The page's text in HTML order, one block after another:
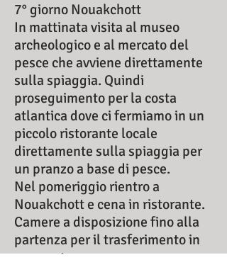
7° giorno Nouakchott
In mattinata visita al museo
archeologico e al mercato del
pesce che avviene direttamente
sulla spiaggia. Quindi
proseguimento per la costa
atlantica dove ci fermiamo in un
piccolo ristorante locale
direttamente sulla spiaggia per
un pranzo a base di pesce.
Nel pomeriggio rientro a
Nouakchott e cena in ristorante.
Camere a disposizione fino alla
partenza per il trasferimento in
aeroporto.